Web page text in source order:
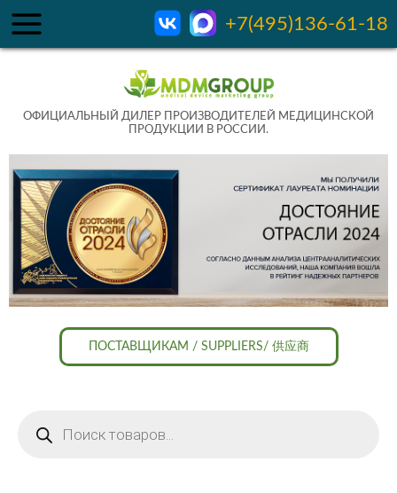
+7(495)136-61-18
ОФИЦИАЛЬНЫЙ ДИЛЕР ПРОИЗВОДИТЕЛЕЙ МЕДИЦИНСКОЙ
ПРОДУКЦИИ В РОССИИ.
ПОСТАВЩИКАМ / SUPPLIERS/ 供应商
товаров